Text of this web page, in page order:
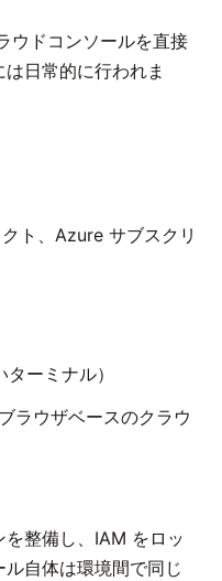
ウドコンソールを直接
日常的に行われま
ト、Azure サブスクリ
ーミナル）
ラウザベースのクラウ
整備し、IAM をロッ
自体は環境間で同じ